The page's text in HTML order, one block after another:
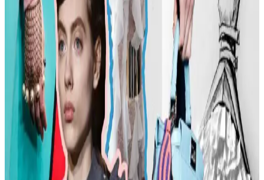
Kadın modasında beden tipine uygun kıyafet seçimi, sürdürülebilir
markalar ve mevsimsel kombin önerileri ele alınmaktadır. Estetik ve
konforu birleştiren pratik stil yaklaşımları sunulmaktadır.
Kadın Moda Tavsiyeleri: Günlük Stil Önerileri,
Vücut Şekline Uygun Giysiler ve Kombin İpuçları
Kadın modasında renk uyumu, vücut şekline uygun giysiler, rahat
ayakkabılar ve aksesuar seçimi gibi konularda pratik öneriler
sunulmaktadır. Stil ikonlarından ilham alınarak sürdürülebilir moda
tercihleri vurgulanıyor.
Kemer Tokalarının Moda ve Kültürel Anlamları:
Şehir ve Kırsal Alanlarda Algı Farkları